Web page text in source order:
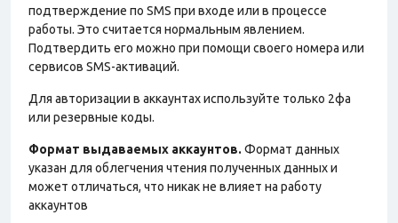
подтверждение по SMS при входе или в процессе
работы. Это считается нормальным явлением.
Подтвердить его можно при помощи своего номера или
сервисов SMS-активаций.
Для авторизации в аккаунтах используйте только 2фа
или резервные коды.
Формат выдаваемых аккаунтов. Формат данных
указан для облегчения чтения полученных данных и
может отличаться, что никак не влияет на работу
аккаунтов